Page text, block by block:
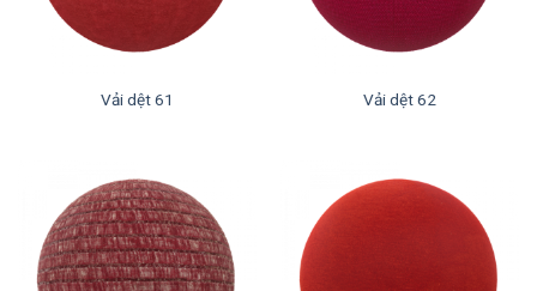
Vải dệt 61 Vải dệt 62